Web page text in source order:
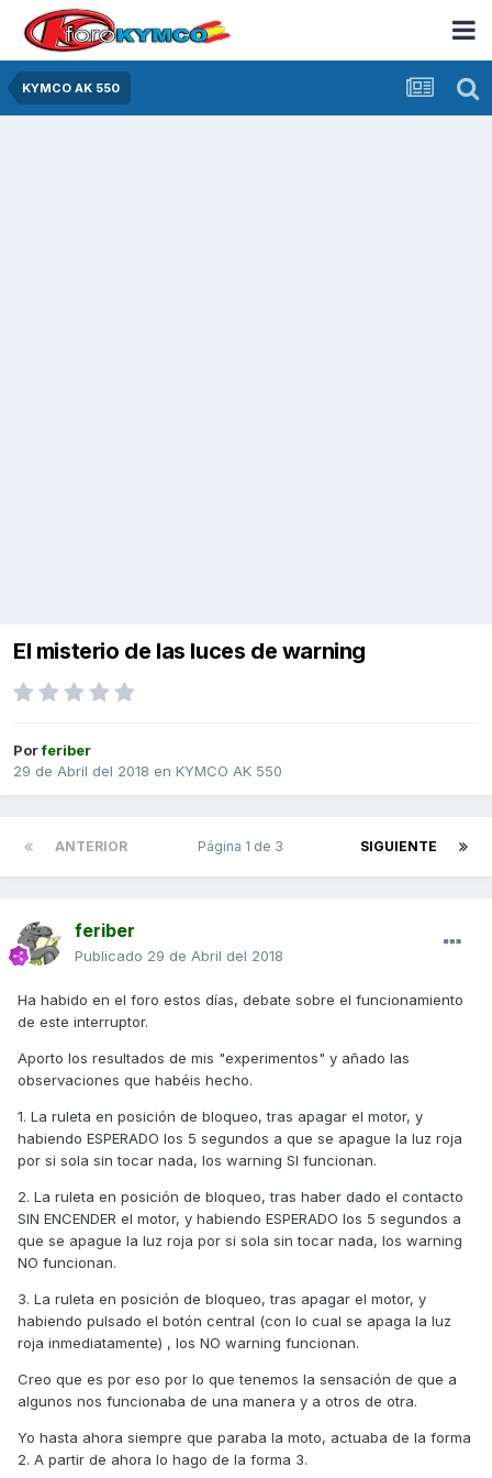
KYMCO AK 550
El misterio de las luces de warning
Porferiber
29 de Abril del 2018 en KYMCO AK 550
ANTERIOR SIGUIENTE
Página 1 de 3
feriber
Publicado 29 de Abril del 2018
Ha habido en el foro estos días, debate sobre el funcionamiento
de este interruptor.
Aporto los resultados de mis "experimentos" y añado las
observaciones que habéis hecho.
1. La ruleta en posición de bloqueo, tras apagar el motor, y
habiendo ESPERADO los 5 segundos a que se apague la luz roja
por si sola sin tocar nada, los warning SI funcionan.
2. La ruleta en posición de bloqueo, tras haber dado el contacto
SIN ENCENDER el motor, y habiendo ESPERADO los 5 segundos a
que se apague la luz roja por si sola sin tocar nada, los warning
NO funcionan.
3. La ruleta en posición de bloqueo, tras apagar el motor, y
habiendo pulsado el botón central (con lo cual se apaga la luz
roja inmediatamente) , los NO warning funcionan.
Creo que es por eso por lo que tenemos la sensación de que a
algunos nos funcionaba de una manera y a otros de otra.
Yo hasta ahora siempre que paraba la moto, actuaba de la forma
2. A partir de ahora lo hago de la forma 3.